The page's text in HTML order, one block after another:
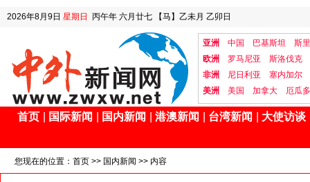
2026年8月9日 星期日 丙午年 六月廿七 【马】乙未月 乙卯日
亚洲 中国 巴基斯坦
斯
欧洲
罗马尼亚
斯洛伐克
非洲
尼日利亚
塞内加尔
美洲
美国 加拿大 厄瓜
首页 国际新闻 国内新闻 港澳新闻 台湾新闻 大使访谈
您现在的位置： 首页 >> 国内新闻 >> 内容